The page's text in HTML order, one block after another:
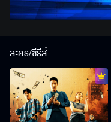
ละคร/ซีรีส์